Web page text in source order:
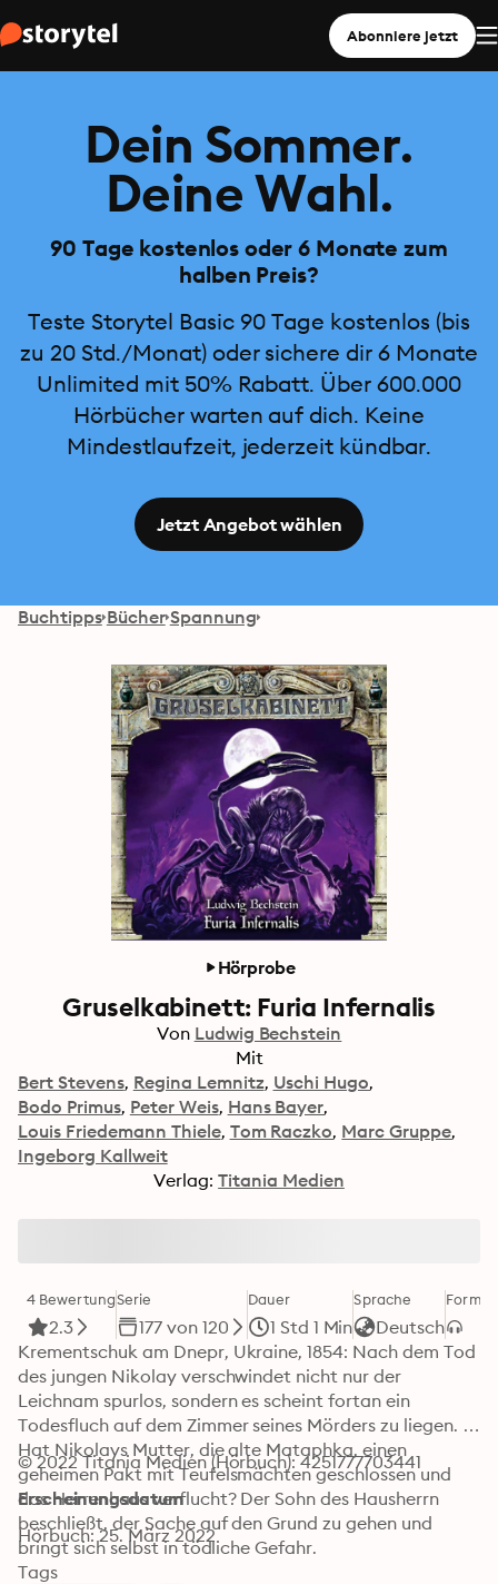
Abonniere jetzt
Dein Sommer.
Deine Wahl.
90 Tage kostenlos oder 6 Monate zum
halben Preis?
Teste Storytel Basic 90 Tage kostenlos (bis
zu 20 Std./Monat) oder sichere dir 6 Monate
Unlimited mit 50% Rabatt. Über 600.000
Hörbücher warten auf dich. Keine
Mindestlaufzeit, jederzeit kündbar.
Jetzt Angebot wählen
Buchtipps Bücher Spannung
Hörprobe
Gruselkabinett: Furia Infernalis
Von Ludwig Bechstein
Mit
Bert Stevens Regina Lemnitz Uschi Hugo
Bodo Primus Peter Weis Hans Bayer
Louis Friedemann Thiele Tom Raczko Marc Gruppe
Ingeborg Kallweit
Verlag: Titania Medien
4 Bewertung
2.3
Serie
177 von 120
Dauer
1 Std 1 Min
Sprache
Deutsch
Format
Krementschuk am Dnepr, Ukraine, 1854: Nach dem Tod
des jungen Nikolay verschwindet nicht nur der
Leichnam spurlos, sondern es scheint fortan ein
Todesfluch auf dem Zimmer seines Mörders zu liegen.
Hat Nikolays Mutter, die alte Mataphka, einen
geheimen Pakt mit Teufelsmächten geschlossen und
das Herrenhaus verflucht? Der Sohn des Hausherrn
beschließt, der Sache auf den Grund zu gehen und
bringt sich selbst in tödliche Gefahr.
© 2022 Titania Medien (Hörbuch): 4251777703441
Erscheinungsdatum
Hörbuch: 25. März 2022
Tags